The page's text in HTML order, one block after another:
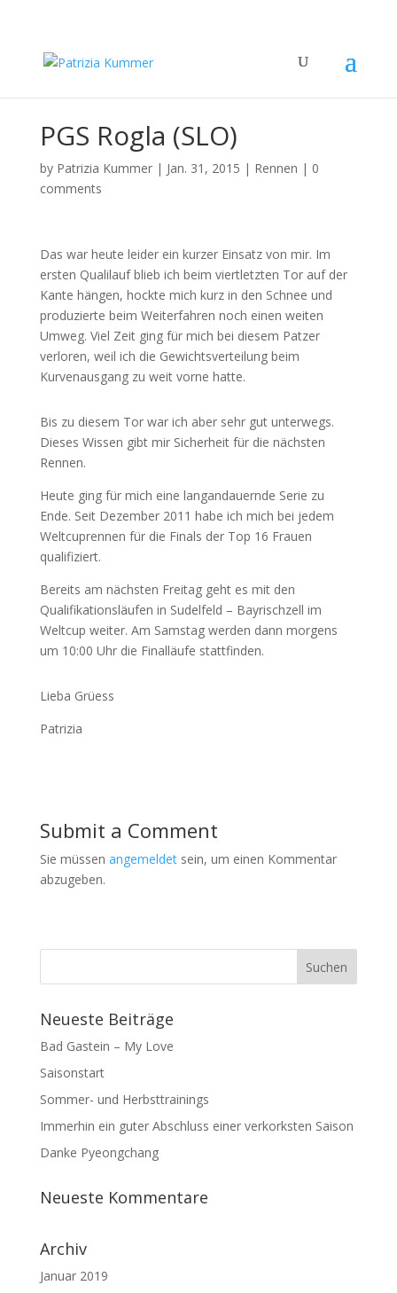
PGS Rogla (SLO)
by Patrizia Kummer| Jan. 31, 2015 | Rennen | 0
comments
Das war heute leider ein kurzer Einsatz von mir. Im
ersten Qualilauf blieb ich beim viertletzten Tor auf der
Kante hängen, hockte mich kurz in den Schnee und
produzierte beim Weiterfahren noch einen weiten
Umweg. Viel Zeit ging für mich bei diesem Patzer
verloren, weil ich die Gewichtsverteilung beim
Kurvenausgang zu weit vorne hatte.
Bis zu diesem Tor war ich aber sehr gut unterwegs.
Dieses Wissen gibt mir Sicherheit für die nächsten
Rennen.
Heute ging für mich eine langandauernde Serie zu
Ende. Seit Dezember 2011 habe ich mich bei jedem
Weltcuprennen für die Finals der Top 16 Frauen
qualifiziert.
Bereits am nächsten Freitag geht es mit den
Qualifikationsläufen in Sudelfeld – Bayrischzell im
Weltcup weiter. Am Samstag werden dann morgens
um 10:00 Uhr die Finalläufe stattfinden.
Lieba Grüess
Patrizia
Submit a Comment
Sie müssen angemeldetsein, um einen Kommentar
abzugeben.
Neueste Beiträge
Bad Gastein – My Love
Saisonstart
Sommer- und Herbsttrainings
Immerhin ein guter Abschluss einer verkorksten Saison
Danke Pyeongchang
Neueste Kommentare
Archiv
Januar 2019